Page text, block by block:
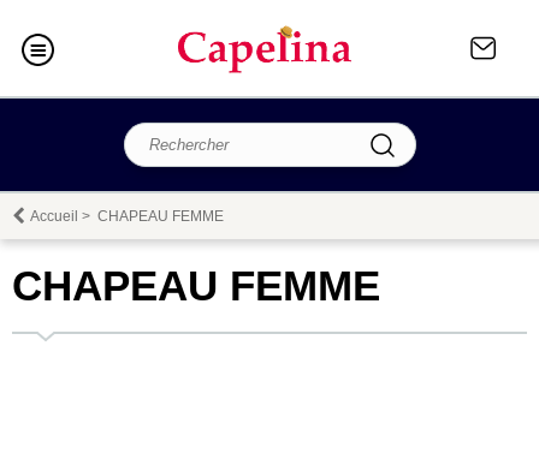
Accueil > CHAPEAU FEMME
CHAPEAU FEMME